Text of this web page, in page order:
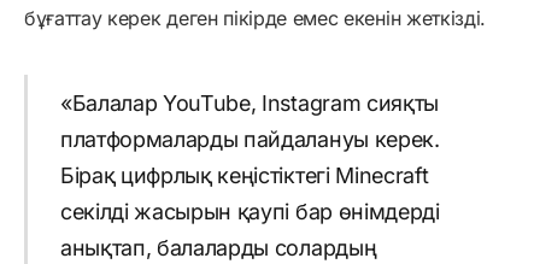
бұғаттау керек деген пікірде емес екенін жеткізді.
«Балалар YouTube, Instagram сияқты
платформаларды пайдалануы керек.
Бірақ цифрлық кеңістіктегі Minecraft
секілді жасырын қаупі бар өнімдерді
анықтап, балаларды солардың